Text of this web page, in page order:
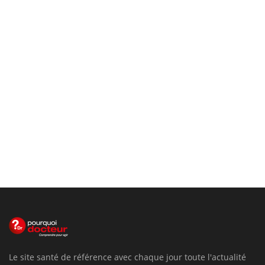
Le site santé de référence avec chaque jour toute l'actualité